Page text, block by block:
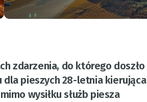
zdarzenia, do którego doszło
dla pieszych 28-letnia kierująca
wysiłku służb piesza